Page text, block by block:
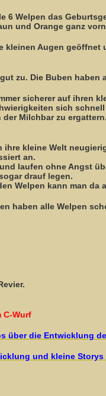
6 Welpen das
und Orange ganz
kleinen Augen
zu. Die Buben
sicherer auf
sich
der Milchbar zu
ihre kleine Welt
an.
laufen ohne Angst
drauf legen.
Welpen kann man da
haben alle Welpen
C-Wurf
über die Entwicklung
und kleine Storys